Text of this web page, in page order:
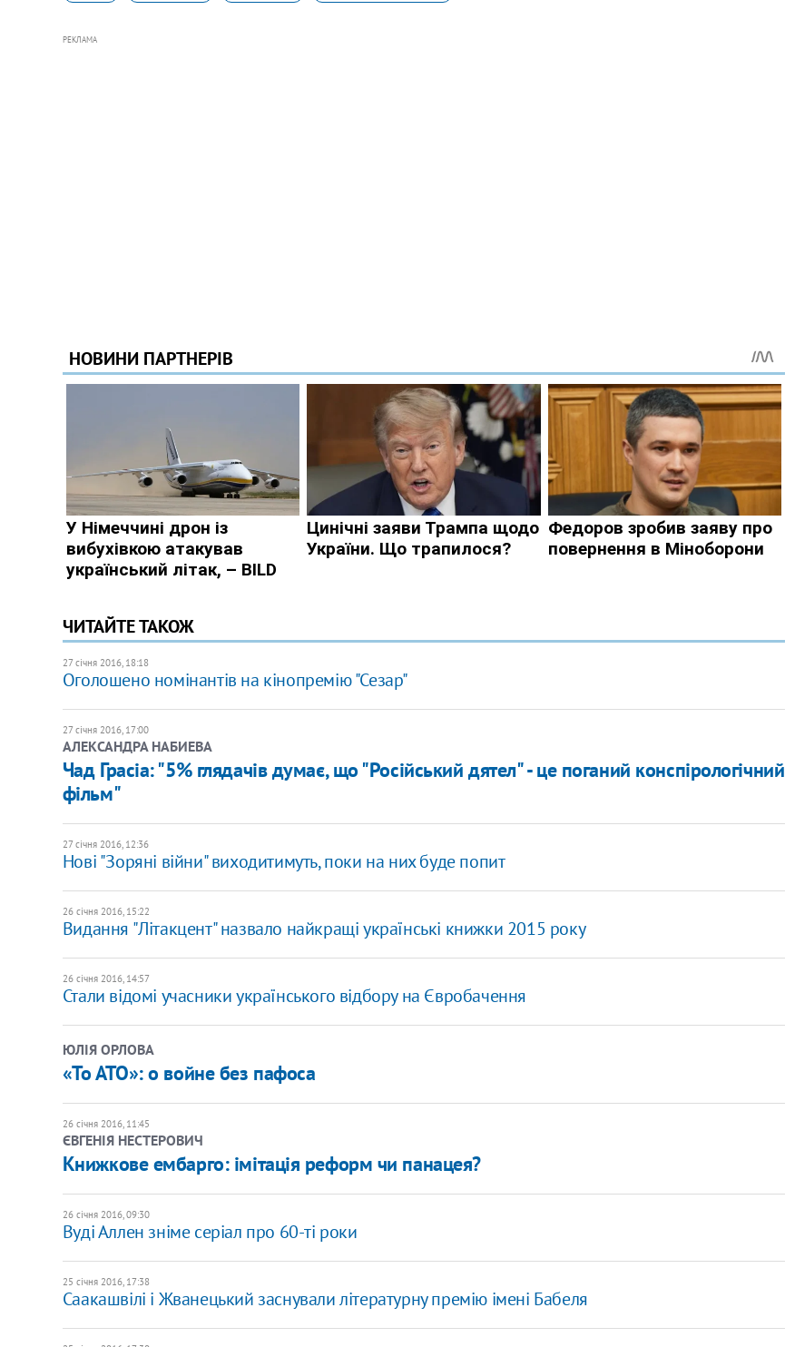
РЕКЛАМА
ЧИТАЙТЕ ТАКОЖ
27 січня 2016, 18:18
Оголошено номінантів на кінопремію "Сезар"
27 січня 2016, 17:00
АЛЕКСАНДРА НАБИЕВА
​Чад Грасіа: "5% глядачів думає, що "Російський дятел" - це поганий конспірологічний
фільм"
27 січня 2016, 12:36
Нові "Зоряні війни" виходитимуть, поки на них буде попит
26 січня 2016, 15:22
Видання "Літакцент" назвало найкращі українські книжки 2015 року
26 січня 2016, 14:57
Стали відомі учасники українського відбору на Євробачення
ЮЛІЯ ОРЛОВА
«То АТО»: о войне без пафоса
26 січня 2016, 11:45
ЄВГЕНІЯ НЕСТЕРОВИЧ
Книжкове ембарго: імітація реформ чи панацея?
26 січня 2016, 09:30
Вуді Аллен зніме серіал про 60-ті роки
25 січня 2016, 17:38
Саакашвілі і Жванецький заснували літературну премію імені Бабеля